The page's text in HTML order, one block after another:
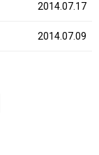
2014.07.17
2014.07.09